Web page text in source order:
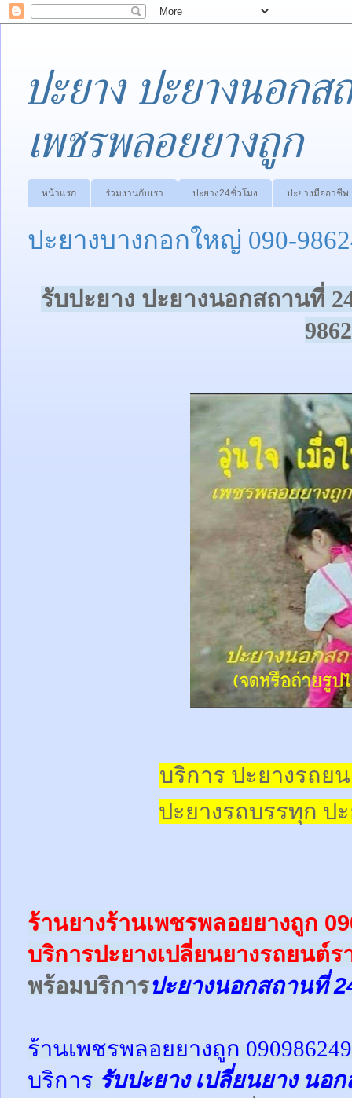
ปะยาง ปะยางนอก
เพชรพลอยยางถูก
หน้าแรก ร่วมงานกับเรา ปะยาง24ชั่วโมง ปะยางมืออาชีพ
ปะยางบางกอกใหญ่ 090-
รับปะยาง ปะยางนอกสถานที่
บริการ ปะยางรถย
ปะยางรถบรรทุก ป
ร้านยางร้านเพชรพลอยยางถูก
บริการปะยางเปลี่ยนยางรถยนต์ร
พร้อมบริการปะยางนอกสถานที่
ร้านเพชรพลอยยางถูก
บริการ รับปะยาง เปลี่ยนยาง นอ